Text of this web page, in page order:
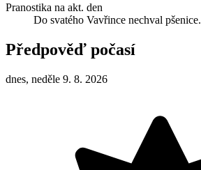
Pranostika na akt. den
Do svatého Vavřince nechval pšenice.
Předpověď počasí
dnes, neděle 9. 8. 2026